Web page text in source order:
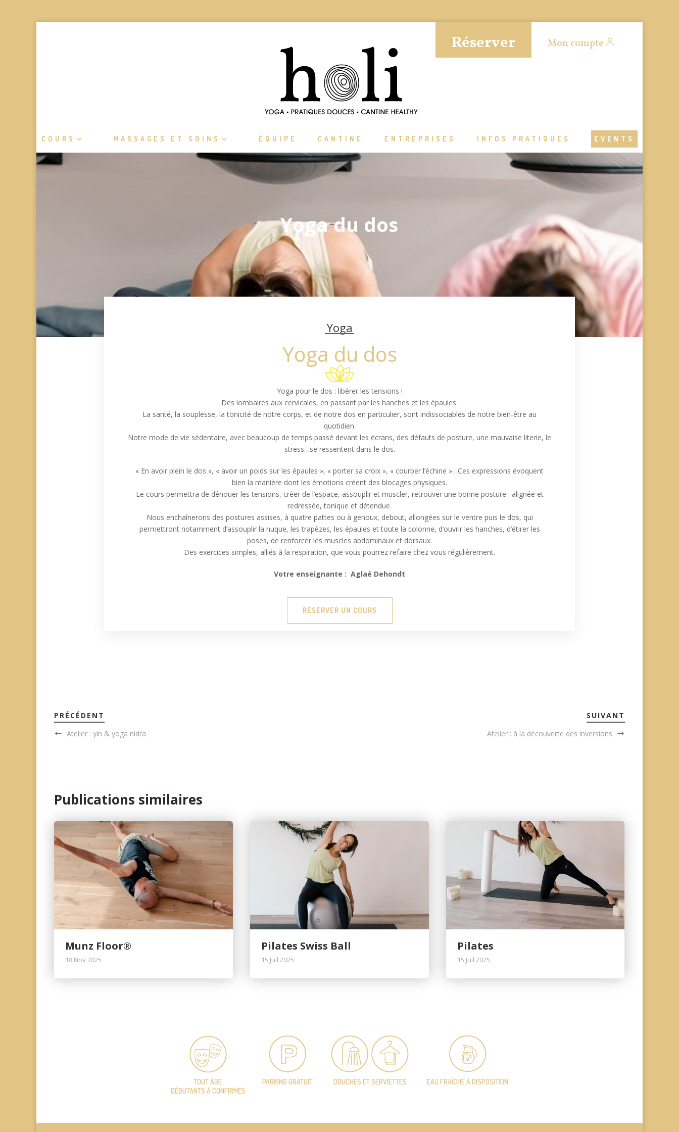
Réserver Mon compte
COURS MASSAGES ET SOINS ÉQUIPE CANTINE ENTREPRISES INFOS PRATIQUES EVENTS
Yoga du dos
Yoga
Yoga du dos
Yoga pour le dos : libérer les tensions !
Des lombaires aux cervicales, en passant par les hanches et les épaules.
La santé, la souplesse, la tonicité de notre corps, et de notre dos en particulier, sont indissociables de notre bien-être au
quotidien.
Notre mode de vie sédentaire, avec beaucoup de temps passé devant les écrans, des défauts de posture, une mauvaise literie, le
stress…se ressentent dans le dos.
« En avoir plein le dos », « avoir un poids sur les épaules », « porter sa croix », « courber l’échine »…Ces expressions évoquent
bien la manière dont les émotions créent des blocages physiques.
Le cours permettra de dénouer les tensions, créer de l’espace, assouplir et muscler, retrouver une bonne posture : alignée et
redressée, tonique et détendue.
Nous enchaînerons des postures assises, à quatre pattes ou à genoux, debout, allongées sur le ventre puis le dos, qui
permettront notamment d’assouplir la nuque, les trapèzes, les épaules et toute la colonne, d’ouvrir les hanches, d’étirer les
poses, de renforcer les muscles abdominaux et dorsaux.
Des exercices simples, alliés à la respiration, que vous pourrez refaire chez vous régulièrement.
Votre enseignante : Aglaé Dehondt
RÉSERVER UN COURS
PRÉCÉDENT
Atelier : yin & yoga nidra
SUIVANT
Atelier : à la découverte des inversions
Publications similaires
Munz Floor®
18 Nov 2025
Pilates Swiss Ball
15 Juil 2025
Pilates
15 Juil 2025
TOUT ÂGE,
DÉBUTANTS À CONFIRMÉS
PARKING GRATUIT DOUCHES ET SERVIETTES EAU FRAÎCHEÀ DISPOSITION